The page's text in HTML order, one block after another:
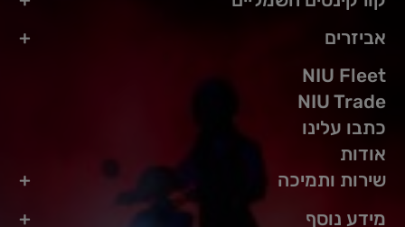
אביזרים
NIU Fleet
NIU Trade
כתבו עלינו
אודות
שירות ותמיכה
מידע נוסף